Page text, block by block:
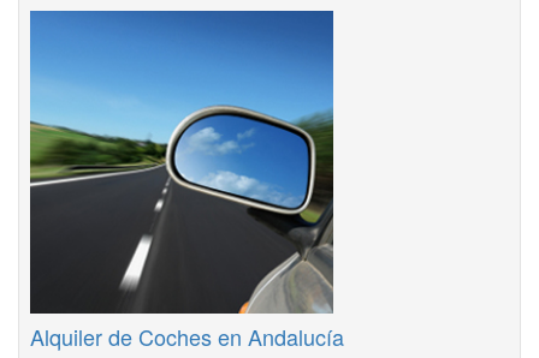
Alquiler de Coches en Andalucía